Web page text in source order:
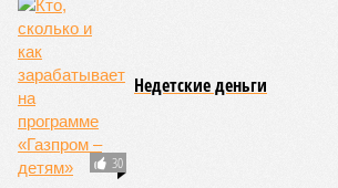
30
Недетские деньги